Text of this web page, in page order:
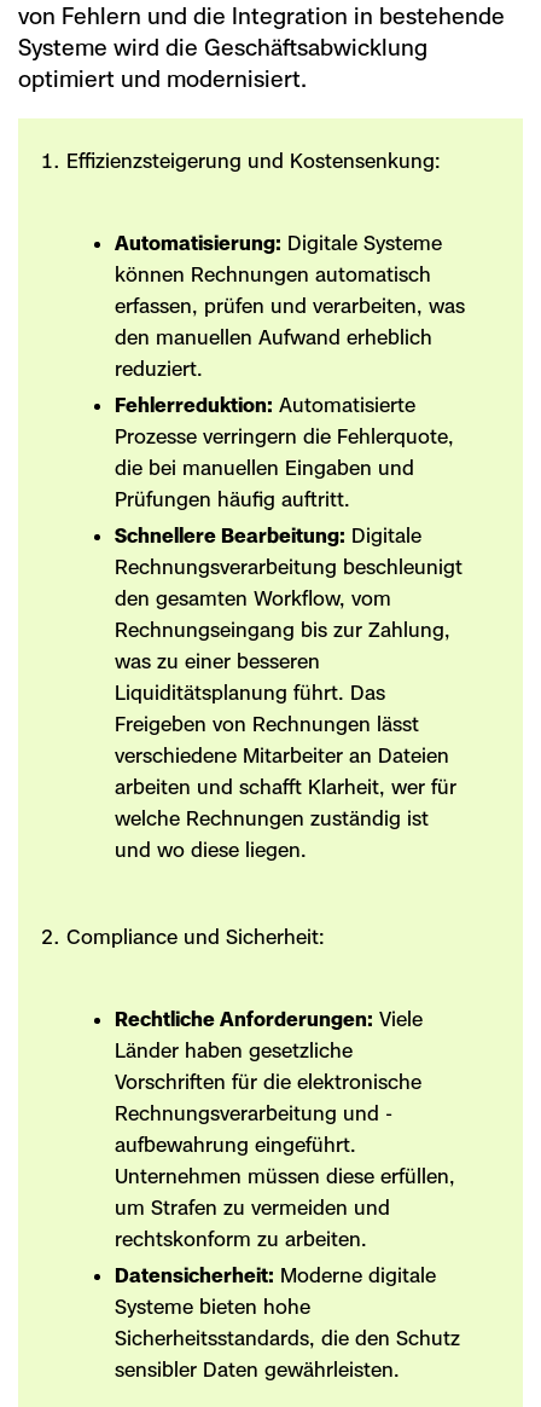
von Fehlern und die Integration in bestehende
Systeme wird die Geschäftsabwicklung
optimiert und modernisiert.
Effizienzsteigerung und Kostensenkung:
Automatisierung: Digitale Systeme
können Rechnungen automatisch
erfassen, prüfen und verarbeiten, was
den manuellen Aufwand erheblich
reduziert.
Fehlerreduktion: Automatisierte
Prozesse verringern die Fehlerquote,
die bei manuellen Eingaben und
Prüfungen häufig auftritt.
Schnellere Bearbeitung: Digitale
Rechnungsverarbeitung beschleunigt
den gesamten Workflow, vom
Rechnungseingang bis zur Zahlung,
was zu einer besseren
Liquiditätsplanung führt. Das
Freigeben von Rechnungen lässt
verschiedene Mitarbeiter an Dateien
arbeiten und schafft Klarheit, wer für
welche Rechnungen zuständig ist
und wo diese liegen.
Compliance und Sicherheit:
Rechtliche Anforderungen: Viele
Länder haben gesetzliche
Vorschriften für die elektronische
Rechnungsverarbeitung und -
aufbewahrung eingeführt.
Unternehmen müssen diese erfüllen,
um Strafen zu vermeiden und
rechtskonform zu arbeiten.
Datensicherheit: Moderne digitale
Systeme bieten hohe
Sicherheitsstandards, die den Schutz
sensibler Daten gewährleisten.